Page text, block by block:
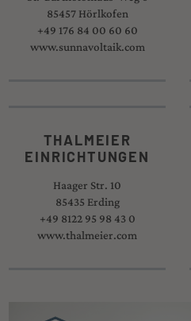
85457 Hörlkofen
+49 176 84 00 60 60
www.sunnavoltaik.com
THALMEIER
EINRICHTUNGEN
Haager Str. 10
85435 Erding
+49 8122 95 98 43 0
www.thalmeier.com